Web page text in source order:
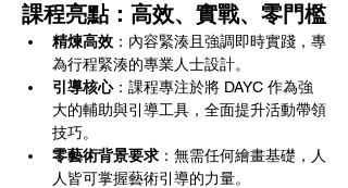
課程亮點：高效、實戰、零門檻
精煉高效 ：內容緊湊且強調即時實踐，專
為行程緊湊的專業人士設計。
引導核心：課程專注於將 DAYC 作為強
大的輔助與引導工具，全面提升活動帶領
技巧。
零藝術背景要求 ：無需任何繪畫基礎，人
人皆可掌握藝術引導的力量。